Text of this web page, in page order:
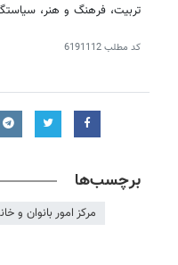
تربیت، فرهنگ و هنر، سیاستگذاری
کد مطلب6191112
برچسب‌ها
مرکز امور بانوان و